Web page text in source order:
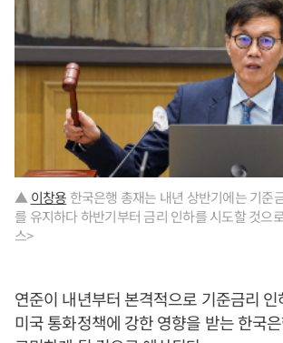
▲ 이창용 한국은행 총재는 내년 상반기에는 기준
를 유지하다 하반기부터 금리 인하를 시도할 것으
스>
연준이 내년부터 본격적으로 기준금리
미국 통화정책에 강한 영향을 받는 한국